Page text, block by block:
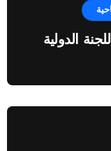
الدولية